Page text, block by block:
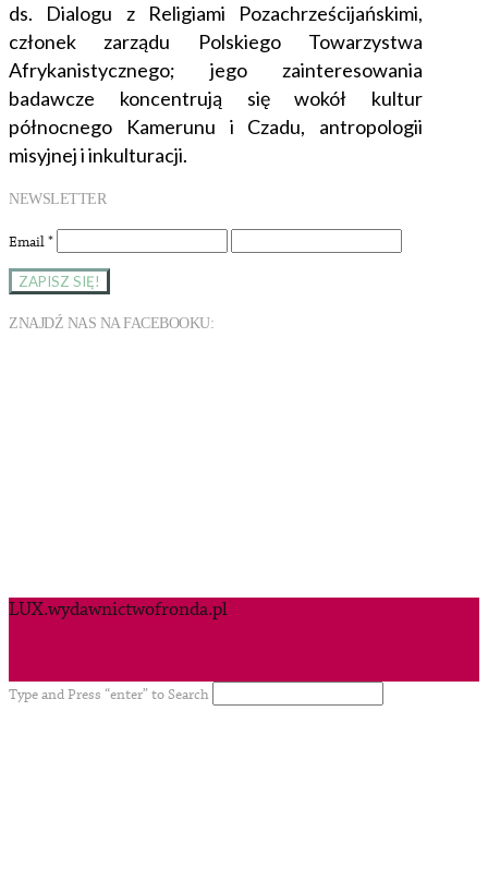
ds. Dialogu z Religiami Pozachrześcijańskimi,
członek zarządu Polskiego Towarzystwa
Afrykanistycznego; jego zainteresowania
badawcze koncentrują się wokół kultur
północnego Kamerunu i Czadu, antropologii
misyjnej i inkulturacji.
NEWSLETTER
Email*
ZNAJDŹ NAS NA FACEBOOKU:
LUX.wydawnictwofronda.pl
Type and Press “enter” to Search